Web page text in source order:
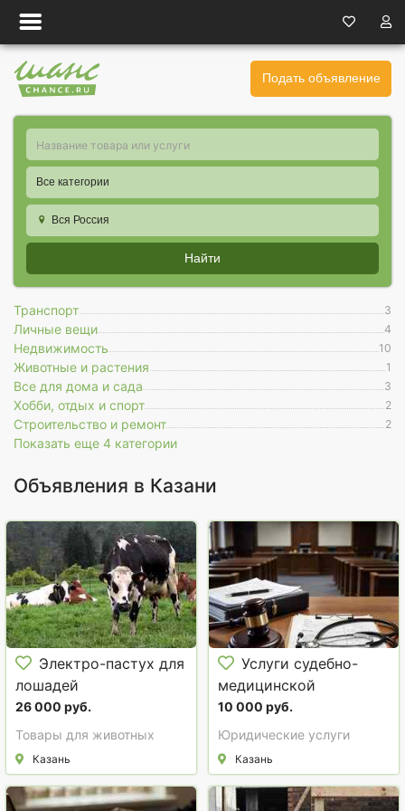
Подать объявление
Все категории
Вся Россия
Найти
Транспорт 3
Личные вещи 4
Недвижимость 10
Животные и растения 1
Все для дома и сада 3
Хобби, отдых и спорт 2
Строительство и ремонт 2
Показать еще 4 категории
Объявления в Казани
Электро-пастух для
лошадей
26 000 руб.
Товары для животных
Казань
Услуги судебно-
медицинской
экспертизы в Казани
10 000 руб.
Юридические услуги
Казань